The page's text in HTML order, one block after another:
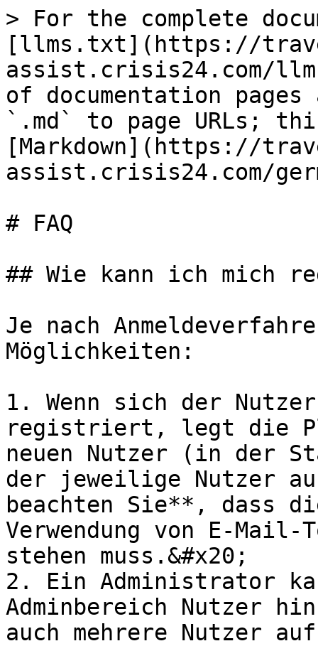
> For the complete
[llms.txt](https://
assist.crisis24.com/
of documentation
`.md` to page URLs;
[Markdown](https://
assist.crisis24.com/
# FAQ
## Wie kann ich mich
Je nach
Möglichkeiten:
1. Wenn sich der
registriert, legt die
neuen Nutzer (in der
der jeweilige Nutzer
beachten Sie**, dass
Verwendung von E-
stehen muss.&#x20;
2. Ein Administrator
Adminbereich Nutzer
auch mehrere Nutzer